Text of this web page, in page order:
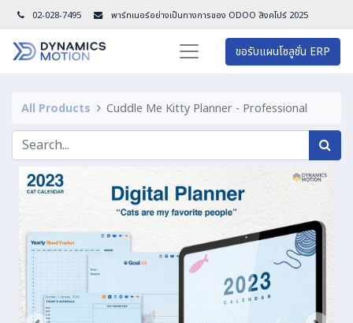
02-028-7495 พาร์ทเนอร์อย่างเป็นทางการของ ODOO สิงคโปร์ 2025
ขอรับแผนโซลูชั่น ERP
All Products Cuddle Me Kitty Planner - Professional